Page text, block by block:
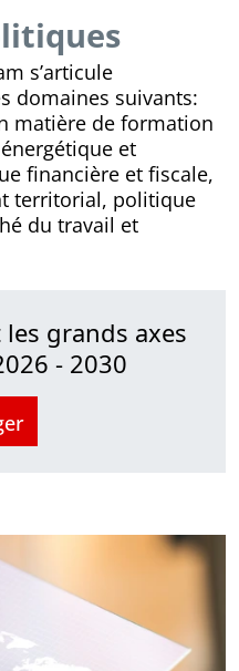
s’articule
domaines suivants:
matière de formation
et
financière et fiscale,
territorial, politique
du travail et
grands axes
- 2030